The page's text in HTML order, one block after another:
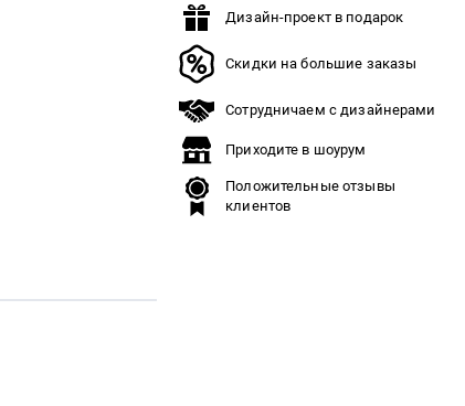
Дизайн-проект в подарок
Скидки на большие заказы
Сотрудничаем с дизайнерами
Приходите в шоурум
Положительные отзывы
клиентов